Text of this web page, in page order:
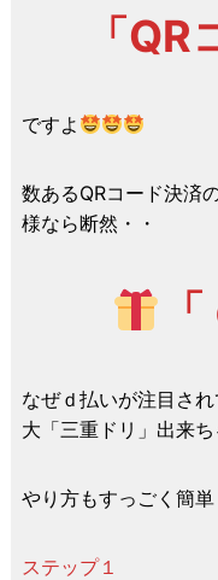
「QR
ですよ
数あるQRコード決済
様なら断然・・
なぜｄ払いが注目さ
大「三重ドリ」出来
やり方もすっごく簡単
ステップ１